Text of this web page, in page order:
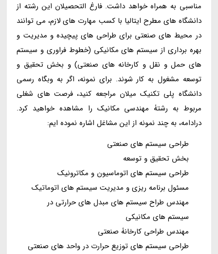
مناسبی به همراه خواهد داشت. فارغ التحصیلان این رشته از
دانشگاه های مطرح ایتالیا با کسب مهارت های لازم، می توانند
در محیط های صنعتی برای طراحی های پیچیده و مدیریت و
بهره برداری از سیستم های مکانیکی (خطوط فراوری و سیستم
های حمل و نقل و کارخانه های صنعتی) و بخش تحقیق و
توسعه مشغول به کار شوند. برای نمونه، اگر به وبگاه رسمی
دانشگاه پلی تکنیک میلان مراجعه کنید، فرصت های شغلی
مربوط به رشتۀ مهندسی مکانیک را مشاهده خواهید کرد.
درادامه، به چند نمونه از این مشاغل اشاره نموده ایم:
طراحی سیستم های صنعتی
بخش تحقیق و توسعه
طراحی سیستم های اتوماسیون و مکاترونیک
مسئول برنامه ریزی و مدیریت سیستم های اتوماتیک
مهندس طراح سیستم های مبدل های حرارتی در
سیستم های مکانیکی
مهندس طراحی کارخانۀ صنعتی
طراحی سیستم های توزیع حرارت در واحد های صنعتی